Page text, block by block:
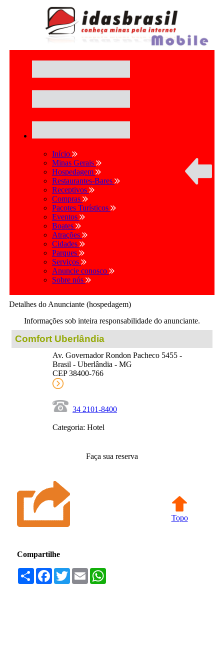
Início
Minas Gerais
Hospedagem
Restaurantes-Bares
Receptivos
Compras
Pacotes Turísticos
Eventos
Boates
Atrações
Cidades
Parques
Serviços
Anuncie conosco
Sobre nós
Detalhes do Anunciante (hospedagem)
Informações sob inteira responsabilidade do anunciante.
Comfort Uberlândia
Av. Governador Rondon Pacheco 5455 -
Brasil - Uberlândia - MG
CEP 38400-766
34 2101-8400
Categoria: Hotel
Faça sua reserva
Topo
Compartilhe
Compartilhar
Facebook
TwitterEmail